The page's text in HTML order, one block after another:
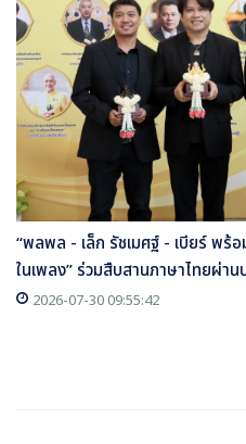
“พลพล - เล็ก รัชเมศฐ์ - เบียร์ พร้
ในเพลง” ร่วมสืบสานภาษาไทยผ่า
2026-07-30 09:55:42